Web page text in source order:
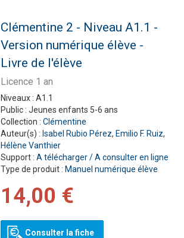
Clémentine 2 - Niveau A1.1 -
Version numérique élève -
Livre de l'élève
Licence 1 an
Niveaux : A1.1
Public : Jeunes enfants 5-6 ans
Collection : Clémentine
Auteur(s) : Isabel Rubio Pérez, Emilio F. Ruiz,
Hélène Vanthier
Support : A télécharger / A consulter en ligne
Type de produit : Manuel numérique élève
14,00 €
Consulter la fiche